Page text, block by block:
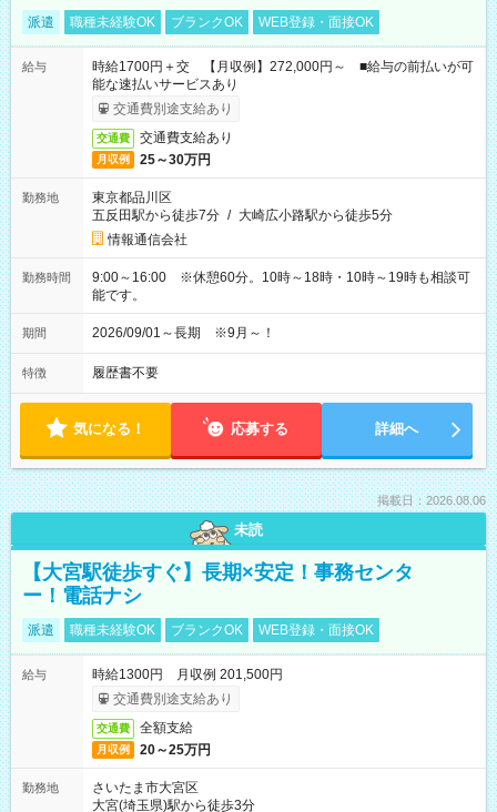
派遣 職種未経験OK ブランクOK WEB登録・面接OK
給与
時給1700円＋交 【月収例】272,000円～ ■給与の前払いが可
能な速払いサービスあり
交通費別途支給あり
交通費 交通費支給あり
月収例 25～30万円
勤務地
東京都品川区
五反田駅から徒歩7分 / 大崎広小路駅から徒歩5分
情報通信会社
勤務時間
9:00～16:00 ※休憩60分。10時～18時・10時～19時も相談可
能です。
期間 2026/09/01～長期 ※9月～！
特徴 履歴書不要
気になる！ 応募する 詳細へ
掲載日：2026.08.06
未読
【大宮駅徒歩すぐ】長期×安定！事務センタ
ー！電話ナシ
派遣 職種未経験OK ブランクOK WEB登録・面接OK
給与
時給1300円 月収例 201,500円
交通費別途支給あり
交通費 全額支給
月収例 20～25万円
勤務地
さいたま市大宮区
大宮(埼玉県)駅から徒歩3分